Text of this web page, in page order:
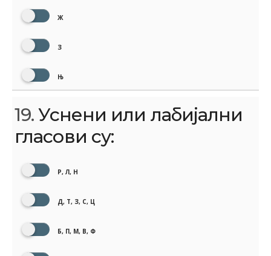
Ж
З
Њ
19.Уснени или лабијални
гласови су:
Р, Л, Н
Д, Т, З, С, Ц
Б, П, М, В, Ф